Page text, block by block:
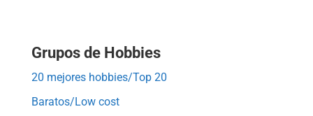
Grupos de Hobbies
20 mejores hobbies/Top 20
Baratos/Low cost